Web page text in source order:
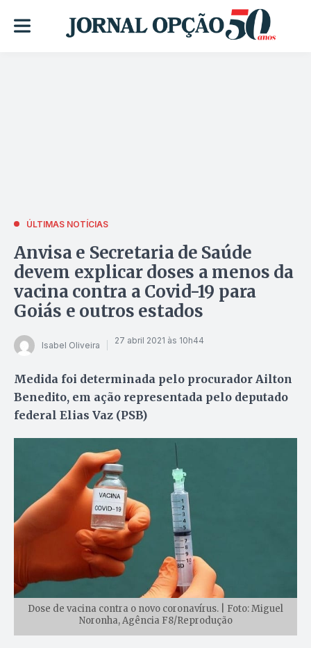
ÚLTIMAS NOTÍCIAS
Anvisa e Secretaria de Saúde
devem explicar doses a menos da
vacina contra a Covid-19 para
Goiás e outros estados
Isabel Oliveira 27 abril 2021 às 10h44
Medida foi determinada pelo procurador Ailton
Benedito, em ação representada pelo deputado
federal Elias Vaz (PSB)
Dose de vacina contra o novo coronavírus. | Foto: Miguel
Noronha, Agência F8/Reprodução